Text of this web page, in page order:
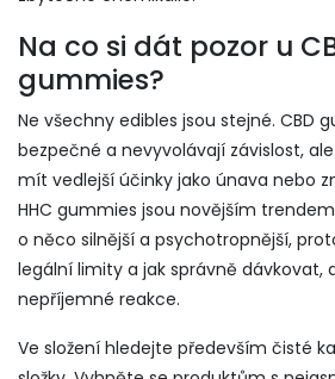
Na co si dát pozor u
gummies?
Ne všechny edibles jsou stejné. CBD
bezpečné a nevyvolávají závislost,
mít vedlejší účinky jako únava nebo
HHC gummies jsou novějším
o něco silnější a psychotropnější,
legální limity a jak správně dávkovat,
nepříjemné reakce.
Ve složení hledejte především čisté